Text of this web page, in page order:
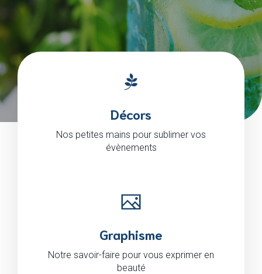
Décors
Nos petites mains pour sublimer vos
évènements
Graphisme
Notre savoir-faire pour vous exprimer en
beauté